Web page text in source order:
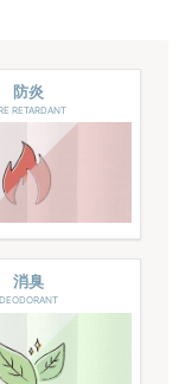
防炎
RETARDANT
消臭
DEODORANT